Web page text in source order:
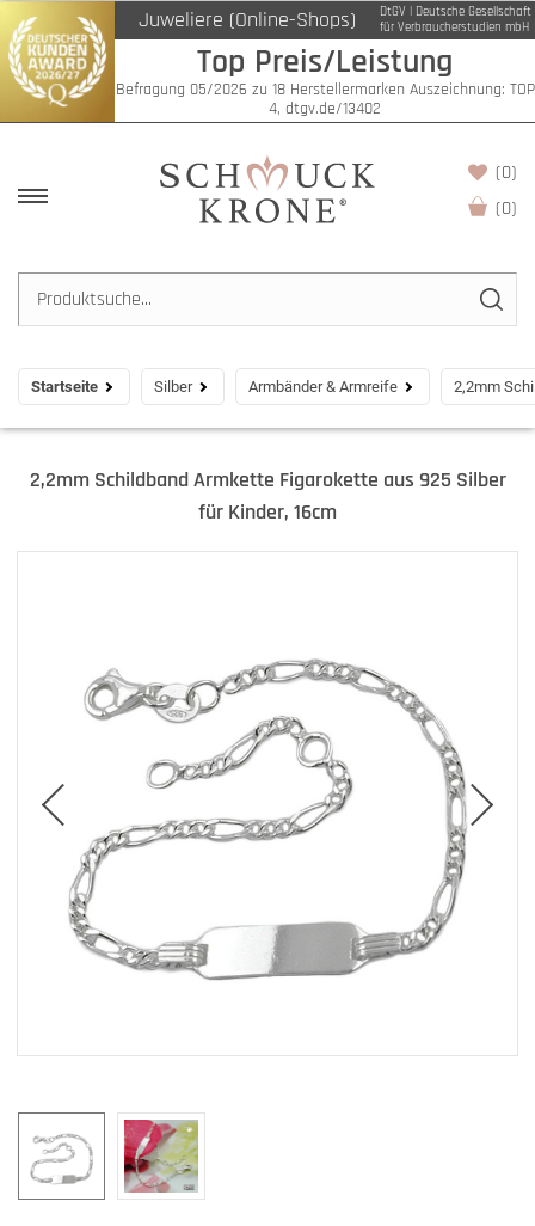
Juweliere (Online-Shops)
DtGV | Deutsche Gesellschaft
für Verbraucherstudien mbH
Top Preis/Leistung
Befragung 05/2026 zu 18 Herstellermarken Auszeichnung: TOP
4, dtgv.de/13402
(0)
(0)
Startseite Silber Armbänder & Armreife 2,2mm
2,2mm Schildband Armkette Figarokette aus 925 Silber
für Kinder, 16cm